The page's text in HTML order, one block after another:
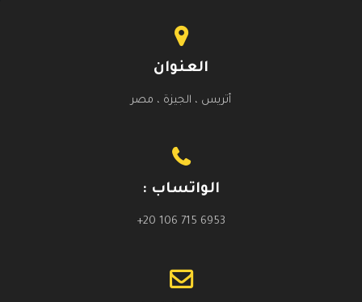
العنوان
أتريس ، الجيزة ، مصر
الواتساب :
+20 106 715 6953